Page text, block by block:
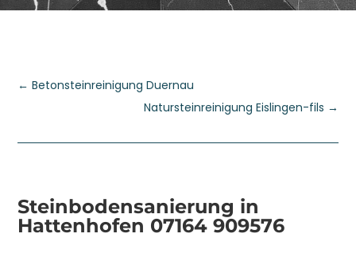
←Betonsteinreinigung Duernau
Natursteinreinigung Eislingen-fils →
Steinbodensanierung in
Hattenhofen 07164 909576